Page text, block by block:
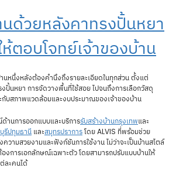
ด้วยหลังคาทรงปั้นหยา
ห้ตอบโจทย์เจ้าของบ้าน
านหนึ่งหลังต้องคำนึงถึงรายละเอียดในทุกส่วน ตั้งแต่
ปั้นหยา การจัดวางพื้นที่ใช้สอย ไปจนถึงการเลือกวัสดุ
กับสภาพแวดล้อมและงบประมาณของเจ้าของบ้าน
านการออกแบบและบริการรับสร้างบ้านกรุงเทพและ
รีปทุมธานี และสมุทรปราการโดย ALVIS ที่พร้อมช่วย
วามสวยงามและฟังก์ชันการใช้งาน ไม่ว่าจะเป็นบ้านสไตล์
งการเอกลักษณ์เฉพาะตัว โดยสามารถปรับแบบบ้านให้
ละคนได้